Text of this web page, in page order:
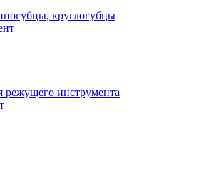
круглогубцы
режущего инструмента